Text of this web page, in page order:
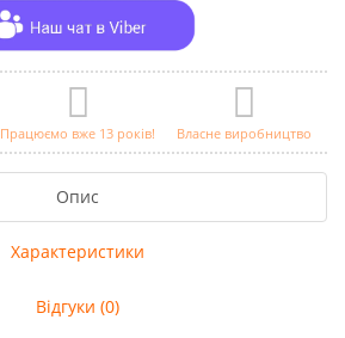
Працюємо вже 13 років! Власне виробництво
Опис
Характеристики
Відгуки (0)